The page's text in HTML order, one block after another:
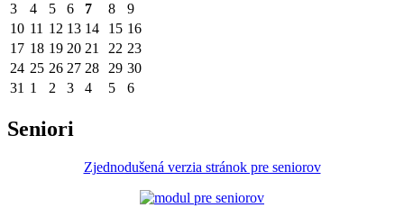
3
4 5 6 7 8
9
10 11 12 13 14 15 16
17 18 19 20 21 22 23
24 25 26 27 28 29 30
31 1 2 3 4 5 6
Seniori
Zjednodušená verzia stránok pre seniorov